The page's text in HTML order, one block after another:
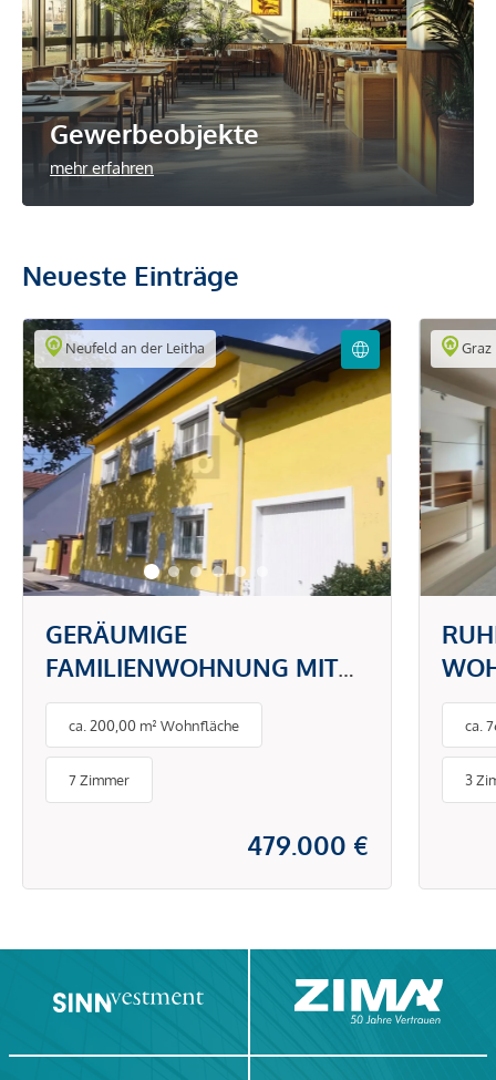
Gewerbeobjekte
mehr erfahren
Neueste Einträge
Neufeld an der Leitha
GERÄUMIGE
FAMILIENWOHNUNG MIT
GROSSZÜGIGER
TERRASSENLANDSCHAFT -
EXTRA STUDIO
ca. 200,00 m² Wohnfläche
7 Zimmer
479.000 €
Graz
IN
ca.
3